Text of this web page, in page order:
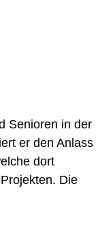
Senioren in der
er den Anlass
dort
Die